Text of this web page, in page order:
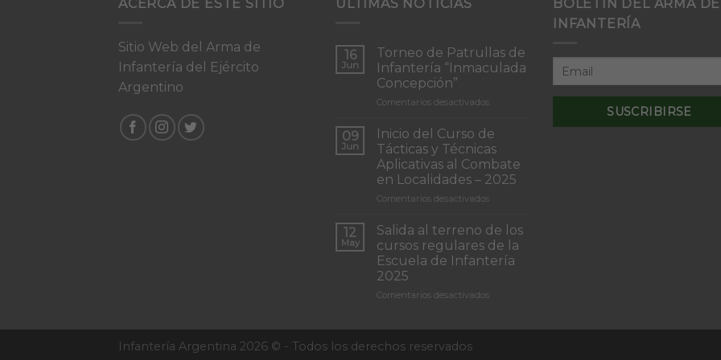
ACERCA DE ESTE SITIO
Sitio Web del Arma de
Infantería del Ejército
Argentino
ULTIMAS NOTICIAS
16
Jun
Torneo de Patrullas de
Infantería “Inmaculada
Concepción”
Comentarios desactivadosen
de
de
Infantería
“Inmaculada
09
Jun
Inicio del Curso de
Tácticas y Técnicas
Aplicativas al Combate
en Localidades – 2025
Comentarios desactivadosen
del
Curso
de
Tácticas
12
May
Salida al terreno de los
cursos regulares de la
Escuela de Infantería
2025
Comentarios desactivadosen
BOLETÍN DEL ARMA DE
INFANTERÍA
Infantería Argentina 2026 © - Todos los derechos reservados